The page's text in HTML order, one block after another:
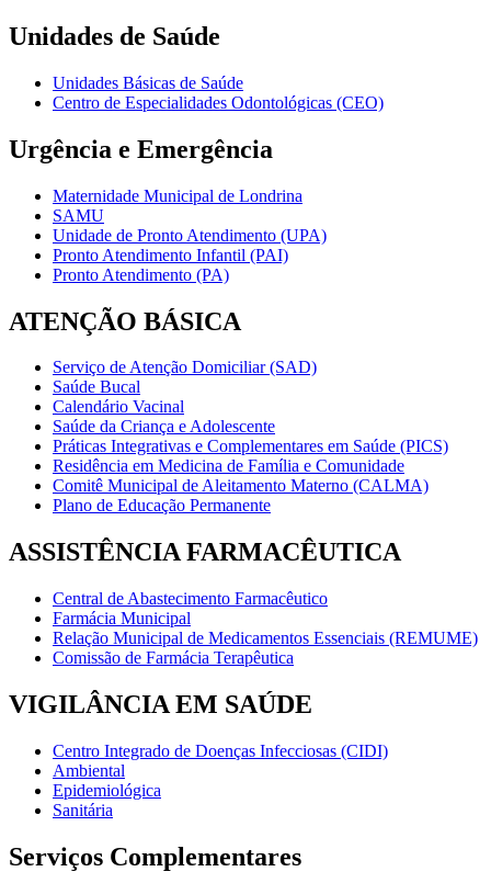
Unidades de Saúde
Unidades Básicas de Saúde
Centro de Especialidades Odontológicas (CEO)
Urgência e Emergência
Maternidade Municipal de Londrina
SAMU
Unidade de Pronto Atendimento (UPA)
Pronto Atendimento Infantil (PAI)
Pronto Atendimento (PA)
ATENÇÃO BÁSICA
Serviço de Atenção Domiciliar (SAD)
Saúde Bucal
Calendário Vacinal
Saúde da Criança e Adolescente
Práticas Integrativas e Complementares em Saúde (PICS)
Residência em Medicina de Família e Comunidade
Comitê Municipal de Aleitamento Materno (CALMA)
Plano de Educação Permanente
ASSISTÊNCIA FARMACÊUTICA
Central de Abastecimento Farmacêutico
Farmácia Municipal
Relação Municipal de Medicamentos Essenciais (REMUME)
Comissão de Farmácia Terapêutica
VIGILÂNCIA EM SAÚDE
Centro Integrado de Doenças Infecciosas (CIDI)
Ambiental
Epidemiológica
Sanitária
Serviços Complementares